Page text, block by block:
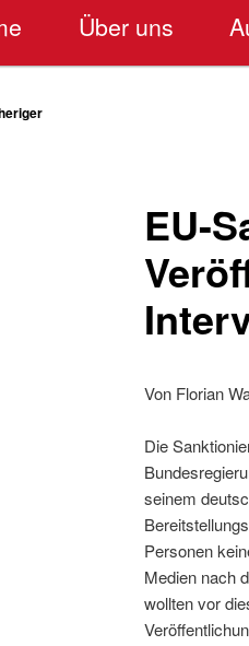
Über uns
EU-
Von Florian
Die
seinem
Personen
Medien nach
wollten vor